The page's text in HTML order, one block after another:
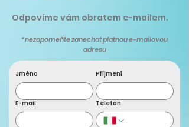
Odpovíme vám obratem e-mailem.
*nezapomeňte zanechat platnou e-mailovou
adresu
Jméno Příjmení
E-mail Telefon